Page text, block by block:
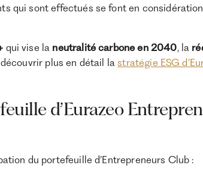
qui sont effectués se font en
qui vise la neutralité carbone en 2040, la
découvrir plus en détail lastratégie ESG
d’Eurazeo
du portefeuille d’Entrepreneurs Club :